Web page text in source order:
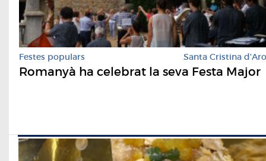
Festes populars Santa Cristina d'Aro
Romanyà ha celebrat la seva Festa Major